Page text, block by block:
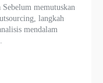
memutuskan
langkah
mendalam